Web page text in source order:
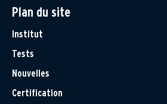
Plan du site
Institut
Tests
Nouvelles
Certification